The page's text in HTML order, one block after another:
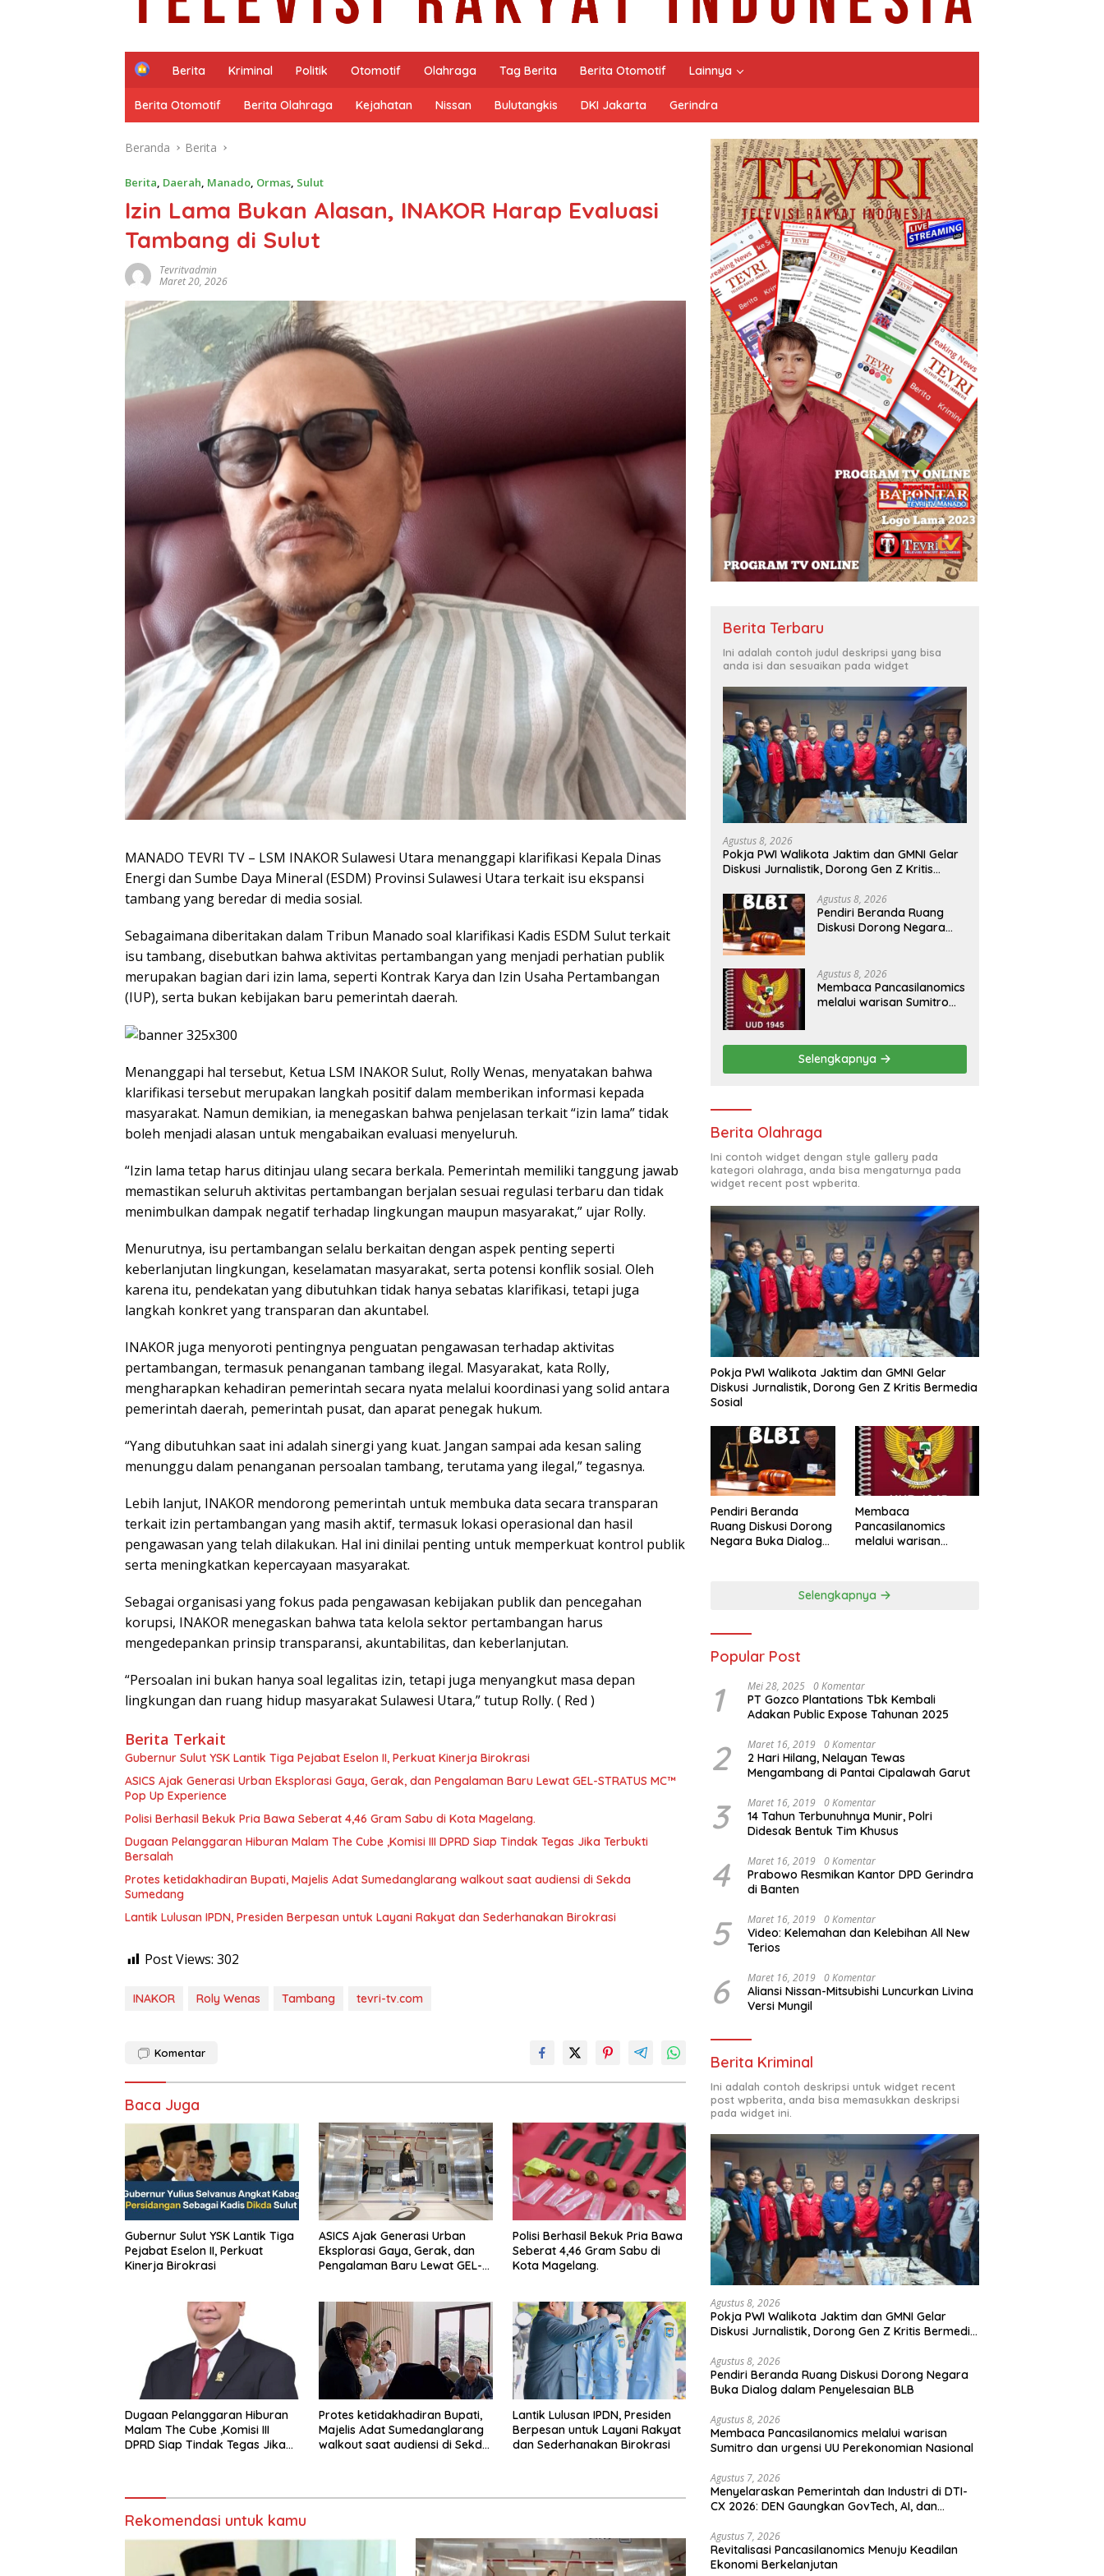
H
m
e
Berita Kriminal Politik Otomotif Olahraga Tag Berita Berita Otomotif Lainnya
Berita Otomotif Berita Olahraga Kejahatan Nissan Bulutangkis DKI Jakarta Gerindra
Beranda Berita
Berita, Daerah, Manado, Ormas, Sulut
Izin Lama Bukan Alasan, INAKOR Harap Evaluasi
Tambang di Sulut
Tevritvadmin
Maret 20, 2026
MANADO TEVRI TV – LSM INAKOR Sulawesi Utara menanggapi klarifikasi Kepala Dinas
Energi dan Sumbe Daya Mineral (ESDM) Provinsi Sulawesi Utara terkait isu ekspansi
tambang yang beredar di media sosial.
Sebagaimana diberitakan dalam Tribun Manado soal klarifikasi Kadis ESDM Sulut terkait
isu tambang, disebutkan bahwa aktivitas pertambangan yang menjadi perhatian publik
merupakan bagian dari izin lama, seperti Kontrak Karya dan Izin Usaha Pertambangan
(IUP), serta bukan kebijakan baru pemerintah daerah.
Menanggapi hal tersebut, Ketua LSM INAKOR Sulut, Rolly Wenas, menyatakan bahwa
klarifikasi tersebut merupakan langkah positif dalam memberikan informasi kepada
masyarakat. Namun demikian, ia menegaskan bahwa penjelasan terkait “izin lama” tidak
boleh menjadi alasan untuk mengabaikan evaluasi menyeluruh.
“Izin lama tetap harus ditinjau ulang secara berkala. Pemerintah memiliki tanggung jawab
memastikan seluruh aktivitas pertambangan berjalan sesuai regulasi terbaru dan tidak
menimbulkan dampak negatif terhadap lingkungan maupun masyarakat,” ujar Rolly.
Menurutnya, isu pertambangan selalu berkaitan dengan aspek penting seperti
keberlanjutan lingkungan, keselamatan masyarakat, serta potensi konflik sosial. Oleh
karena itu, pendekatan yang dibutuhkan tidak hanya sebatas klarifikasi, tetapi juga
langkah konkret yang transparan dan akuntabel.
INAKOR juga menyoroti pentingnya penguatan pengawasan terhadap aktivitas
pertambangan, termasuk penanganan tambang ilegal. Masyarakat, kata Rolly,
mengharapkan kehadiran pemerintah secara nyata melalui koordinasi yang solid antara
pemerintah daerah, pemerintah pusat, dan aparat penegak hukum.
“Yang dibutuhkan saat ini adalah sinergi yang kuat. Jangan sampai ada kesan saling
menunggu dalam penanganan persoalan tambang, terutama yang ilegal,” tegasnya.
Lebih lanjut, INAKOR mendorong pemerintah untuk membuka data secara transparan
terkait izin pertambangan yang masih aktif, termasuk lokasi operasional dan hasil
pengawasan yang telah dilakukan. Hal ini dinilai penting untuk memperkuat kontrol publik
serta meningkatkan kepercayaan masyarakat.
Sebagai organisasi yang fokus pada pengawasan kebijakan publik dan pencegahan
korupsi, INAKOR menegaskan bahwa tata kelola sektor pertambangan harus
mengedepankan prinsip transparansi, akuntabilitas, dan keberlanjutan.
“Persoalan ini bukan hanya soal legalitas izin, tetapi juga menyangkut masa depan
lingkungan dan ruang hidup masyarakat Sulawesi Utara,” tutup Rolly. ( Red )
Berita Terkait
Gubernur Sulut YSK Lantik Tiga Pejabat Eselon II, Perkuat Kinerja Birokrasi
ASICS Ajak Generasi Urban Eksplorasi Gaya, Gerak, dan Pengalaman Baru Lewat GEL-STRATUS MC™
Pop Up Experience
Polisi Berhasil Bekuk Pria Bawa Seberat 4,46 Gram Sabu di Kota Magelang.
Dugaan Pelanggaran Hiburan Malam The Cube ,Komisi III DPRD Siap Tindak Tegas Jika Terbukti
Bersalah
Protes ketidakhadiran Bupati, Majelis Adat Sumedanglarang walkout saat audiensi di Sekda
Sumedang
Lantik Lulusan IPDN, Presiden Berpesan untuk Layani Rakyat dan Sederhanakan Birokrasi
Post Views: 302
INAKOR Roly Wenas Tambang tevri-tv.com
Komentar
Baca Juga
Gubernur Sulut YSK Lantik Tiga
Pejabat Eselon II, Perkuat
Kinerja Birokrasi
ASICS Ajak Generasi Urban
Eksplorasi Gaya, Gerak, dan
Pengalaman Baru Lewat GEL-
Polisi Berhasil Bekuk Pria Bawa
Seberat 4,46 Gram Sabu di
Kota Magelang.
Dugaan Pelanggaran Hiburan
Malam The Cube ,Komisi III
DPRD Siap Tindak Tegas Jika
Protes ketidakhadiran Bupati,
Majelis Adat Sumedanglarang
walkout saat audiensi di Sekda
Lantik Lulusan IPDN, Presiden
Berpesan untuk Layani Rakyat
dan Sederhanakan Birokrasi
Rekomendasi untuk kamu
Berita Terbaru
Ini adalah contoh judul deskripsi yang bisa
anda isi dan sesuaikan pada widget
Agustus 8, 2026
Pokja PWI Walikota Jaktim dan GMNI Gelar
Diskusi Jurnalistik, Dorong Gen Z Kritis
Agustus 8, 2026
Pendiri Beranda Ruang
Diskusi Dorong Negara
Agustus 8, 2026
Membaca Pancasilanomics
melalui warisan Sumitro
Selengkapnya
Berita Olahraga
Ini contoh widget dengan style gallery pada
kategori olahraga, anda bisa mengaturnya pada
widget recent post wpberita.
Pokja PWI Walikota Jaktim dan GMNI Gelar
Diskusi Jurnalistik, Dorong Gen Z Kritis Bermedia
Sosial
Pendiri Beranda
Ruang Diskusi Dorong
Negara Buka Dialog
Membaca
Pancasilanomics
melalui warisan
Selengkapnya
Popular Post
1 Mei 28, 2025 0 Komentar
PT Gozco Plantations Tbk Kembali
Adakan Public Expose Tahunan 2025
2 Maret 16, 2019 0 Komentar
2 Hari Hilang, Nelayan Tewas
Mengambang di Pantai Cipalawah Garut
3 Maret 16, 2019 0 Komentar
14 Tahun Terbunuhnya Munir, Polri
Didesak Bentuk Tim Khusus
4 Maret 16, 2019 0 Komentar
Prabowo Resmikan Kantor DPD Gerindra
di Banten
5 Maret 16, 2019 0 Komentar
Video: Kelemahan dan Kelebihan All New
Terios
6 Maret 16, 2019 0 Komentar
Aliansi Nissan-Mitsubishi Luncurkan Livina
Versi Mungil
Berita Kriminal
Ini adalah contoh deskripsi untuk widget recent
post wpberita, anda bisa memasukkan deskripsi
pada widget ini.
Agustus 8, 2026
Pokja PWI Walikota Jaktim dan GMNI Gelar
Diskusi Jurnalistik, Dorong Gen Z Kritis Bermedia
Agustus 8, 2026
Pendiri Beranda Ruang Diskusi Dorong Negara
Buka Dialog dalam Penyelesaian BLB
Agustus 8, 2026
Membaca Pancasilanomics melalui warisan
Sumitro dan urgensi UU Perekonomian Nasional
Agustus 7, 2026
Menyelaraskan Pemerintah dan Industri di DTI-
CX 2026: DEN Gaungkan GovTech, AI, dan
Kompetitif
Agustus 7, 2026
Revitalisasi Pancasilanomics Menuju Keadilan
Ekonomi Berkelanjutan